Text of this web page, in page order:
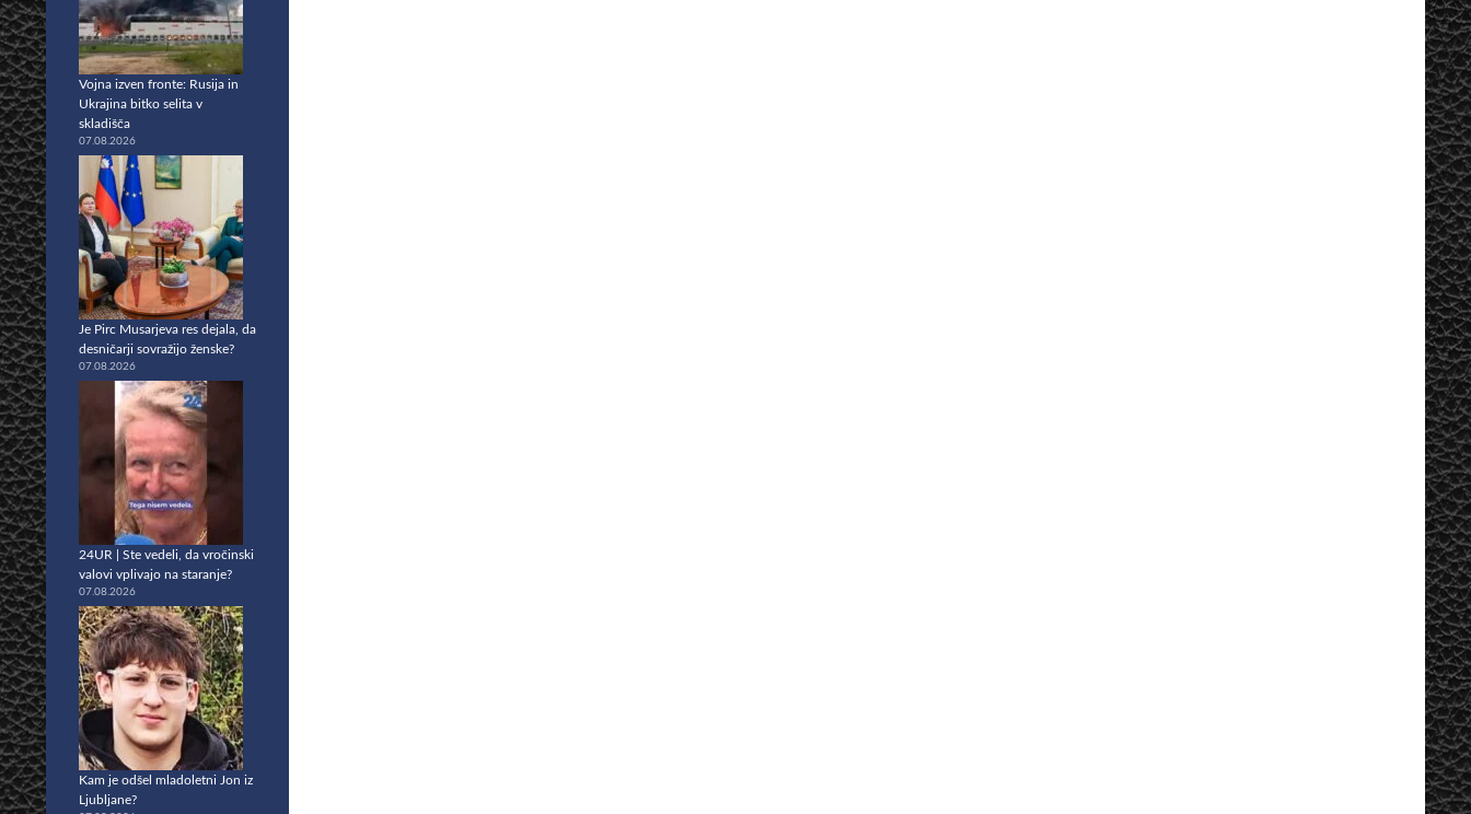
Vojna izven fronte: Rusija in
Ukrajina bitko selita v
skladišča
07.08.2026
Je Pirc Musarjeva res dejala, da
desničarji sovražijo ženske?
07.08.2026
24UR | Ste vedeli, da vročinski
valovi vplivajo na staranje?
07.08.2026
Kam je odšel mladoletni Jon iz
Ljubljane?